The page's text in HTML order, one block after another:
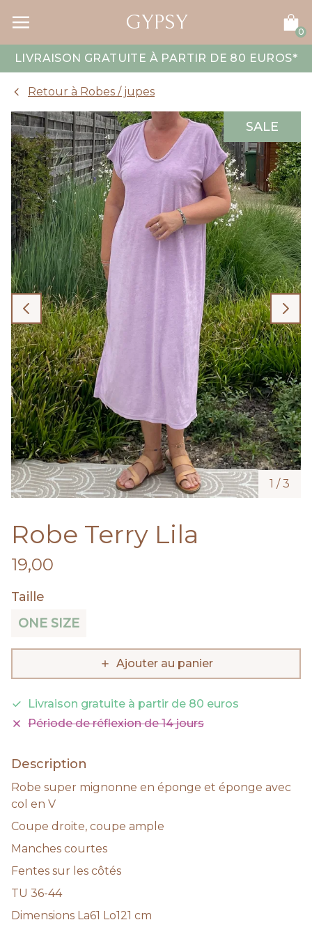
GYPSY 0
LIVRAISON GRATUITE À PARTIR DE 80 EUROS*
Retour à Robes / jupes
SALE
1 /3
Robe Terry Lila
19,00
Taille
ONE SIZE
Ajouter au panier
Livraison gratuite à partir de 80 euros
Période de réflexion de 14 jours
Description
Robe super mignonne en éponge et éponge avec
col en V
Coupe droite, coupe ample
Manches courtes
Fentes sur les côtés
TU 36-44
Dimensions La61 Lo121 cm